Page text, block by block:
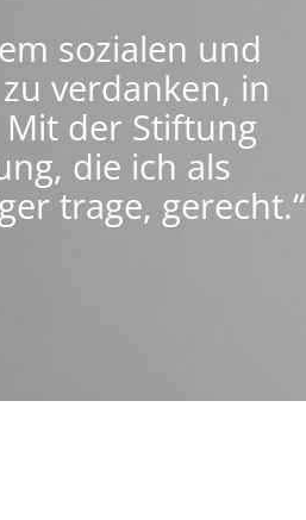
sozialen und
verdanken, in
der Stiftung
die ich als
trage, gerecht.“